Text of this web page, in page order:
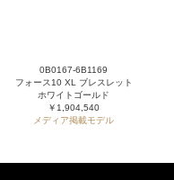
0B0167-6B1169
フォース10 XL ブレスレット
ホワイトゴールド
￥1,904,540
メディア掲載モデル